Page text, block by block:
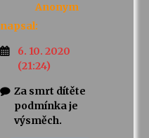
Anonym
napsal:
6. 10. 2020
(21:24)
Za smrt dítěte
podmínka je
výsměch.